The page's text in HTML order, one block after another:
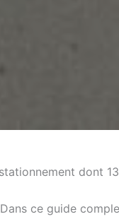
dont
ce guide